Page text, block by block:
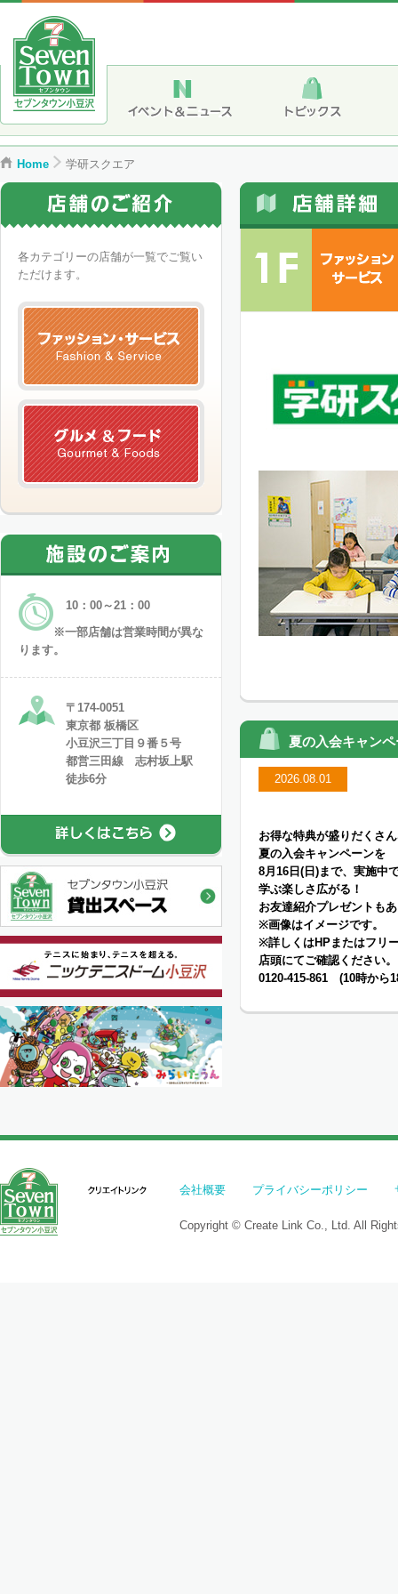
Home 学研スクエア
各カテゴリーの店舗が一覧でご覧い
ただけます。
10：00～21：00
※一部店舗は営業時間が異な
ります。
〒174-0051
東京都 板橋区
小豆沢三丁目９番５号
都営三田線 志村坂上駅
徒歩6分
夏の入会キャン
2026.08.01
お得な特典が盛りだくさ
夏の入会キャンペーンを
8月16日(日)まで、実施中
学ぶ楽しさ広がる！
お友達紹介プレゼントも
※画像はイメージです。
※詳しくはHPまたはフリ
店頭にてご確認ください。
0120-415-861 (10時から
会社概要 プライバシーポリシー
Copyright © Create Link Co., Ltd. All